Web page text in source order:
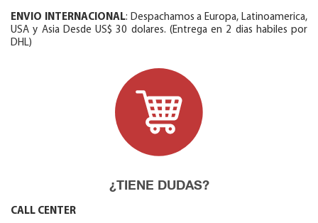
ENVIO INTERNACIONAL: Despachamos a Europa, Latinoamerica,
USA y Asia Desde US$ 30 dolares. (Entrega en 2 dias habiles por
DHL)
¿TIENE DUDAS?
CALL CENTER